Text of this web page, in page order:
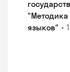
"Методика
языков" •